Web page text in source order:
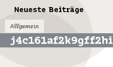
Neueste Beiträge
Allgemein
j4c161af2k9gff2hi